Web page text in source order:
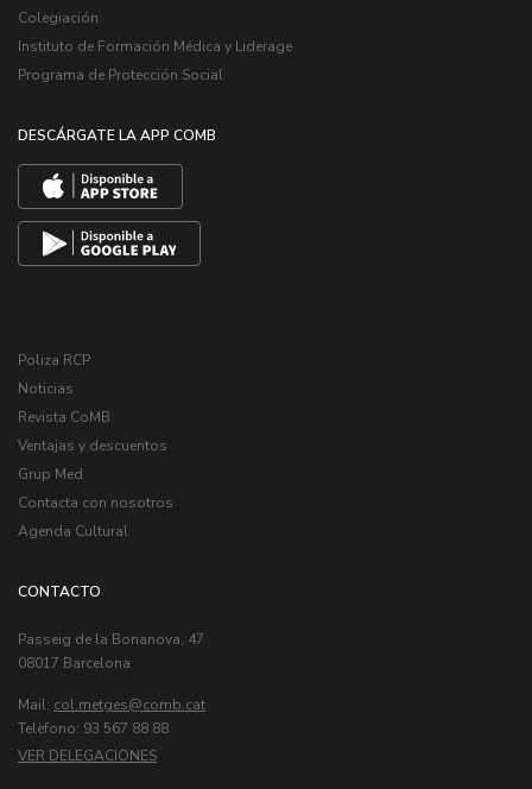
Colegiación
Instituto de Formación Médica y Liderage
Programa de Protección Social
DESCÁRGATE LA APP COMB
Poliza RCP
Noticias
Revista CoMB
Ventajas y descuentos
Grup Med
Contacta con nosotros
Agenda Cultural
CONTACTO
Passeig de la Bonanova, 47
08017 Barcelona
Mail: col.metges
Telèfono: 93 567 88 88
VER DELEGACIONES